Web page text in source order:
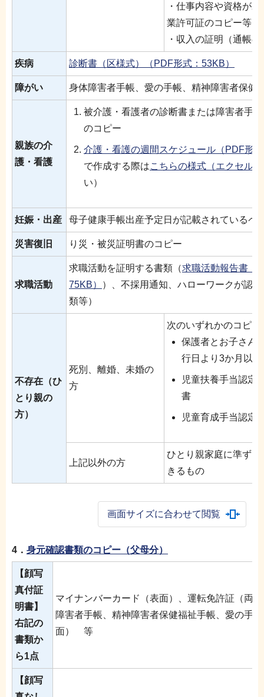
・仕事内容や資格が
業許可証のコピー等）
・収入の証明（通帳
疾病 診断書（区様式）（PDF形式：53KB）
障がい 身体障害者手帳、愛の手帳、精神障害者保健
親族の介
護・看護
被介護・看護者の診断書または障害者手
のコピー
介護・看護の週間スケジュール（PDF形
で作成する際はこちらの様式（エクセル
い）
妊娠・出産 母子健康手帳出産予定日が記載されているペ
災害復旧 り災・被災証明書のコピー
求職活動
求職活動を証明する書類（求職活動報告書（
75KB）
）、不採用通知、ハローワークが認
類等）
不存在（ひ
とり親の
方）
死別、離婚、未婚の
方
次のいずれかのコピー
保護者とお子さん
行日より3か月以
児童扶養手当認定
書
児童育成手当認定
上記以外の方
ひとり親家庭に準ず
きるもの
画面サイズに合わせて閲覧
4． 身元確認書類のコピー（父母分）
【顔写
真付証
明書】
右記の
書類か
ら1点
マイナンバーカード（表面）、運転免許証（両
障害者手帳、精神障害者保健福祉手帳、愛の手
面） 等
【顔写